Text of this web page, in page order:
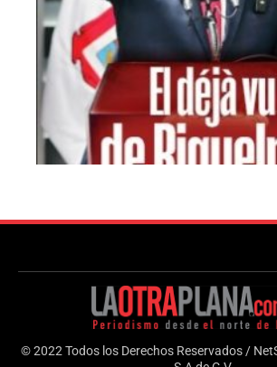
© 2022 Todos los Derechos Reservados /